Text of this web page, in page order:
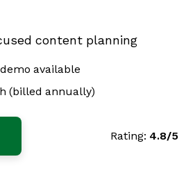
content planning
available
(billed annually)
Rating: 4.8/5